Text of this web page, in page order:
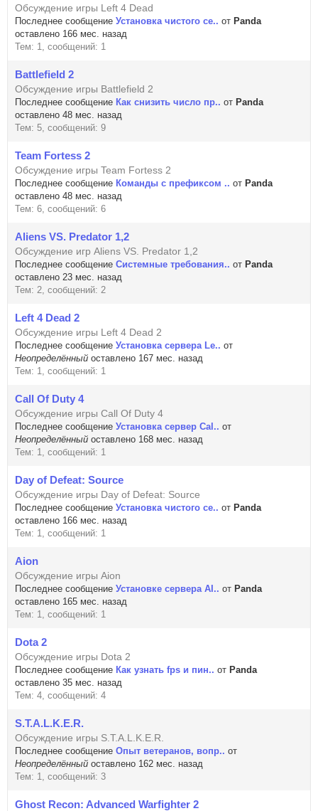
Обсуждение игры Left 4 Dead
Последнее сообщение Установка чистого се.. от Panda
оставлено 166 мес. назад
Тем: 1, сообщений: 1
Battlefield 2
Обсуждение игры Battlefield 2
Последнее сообщение Как снизить число пр.. от Panda
оставлено 48 мес. назад
Тем: 5, сообщений: 9
Team Fortess 2
Обсуждение игры Team Fortess 2
Последнее сообщение Команды с префиксом .. от Panda
оставлено 48 мес. назад
Тем: 6, сообщений: 6
Aliens VS. Predator 1,2
Обсуждение игр Aliens VS. Predator 1,2
Последнее сообщение Системные требования.. от Panda
оставлено 23 мес. назад
Тем: 2, сообщений: 2
Left 4 Dead 2
Обсуждение игры Left 4 Dead 2
Последнее сообщение Установка сервера Le.. от
Неопределённый оставлено 167 мес. назад
Тем: 1, сообщений: 1
Call Of Duty 4
Обсуждение игры Call Of Duty 4
Последнее сообщение Установка сервер Cal.. от
Неопределённый оставлено 168 мес. назад
Тем: 1, сообщений: 1
Day of Defeat: Source
Обсуждение игры Day of Defeat: Source
Последнее сообщение Установка чистого се.. от Panda
оставлено 166 мес. назад
Тем: 1, сообщений: 1
Aion
Обсуждение игры Aion
Последнее сообщение Установке сервера AI.. от Panda
оставлено 165 мес. назад
Тем: 1, сообщений: 1
Dota 2
Обсуждение игры Dota 2
Последнее сообщение Как узнать fps и пин.. от Panda
оставлено 35 мес. назад
Тем: 4, сообщений: 4
S.T.A.L.K.E.R.
Обсуждение игры S.T.A.L.K.E.R.
Последнее сообщение Опыт ветеранов, вопр.. от
Неопределённый оставлено 162 мес. назад
Тем: 1, сообщений: 3
Ghost Recon: Advanced Warfighter 2